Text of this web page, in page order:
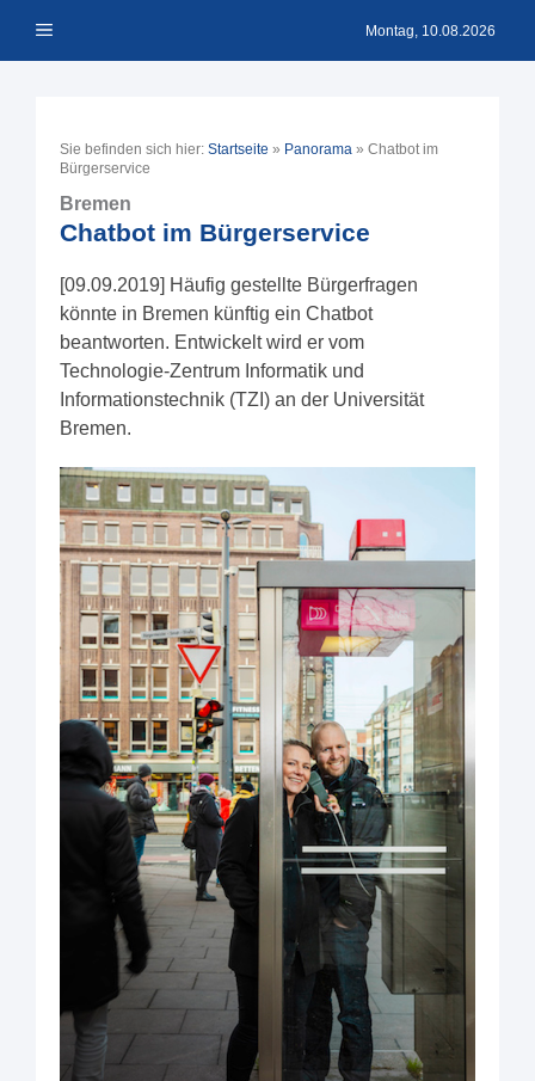
Inhalt Menü Montag, 10.08.2026
Sie befinden sich hier: Startseite » Panorama » Chatbot im
Bürgerservice
Bremen
Chatbot im Bürgerservice
[09.09.2019] Häufig gestellte Bürgerfragen
könnte in Bremen künftig ein Chatbot
beantworten. Entwickelt wird er vom
Technologie-Zentrum Informatik und
Informationstechnik (TZI) an der Universität
Bremen.